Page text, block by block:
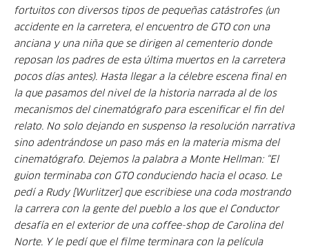
fortuitos con diversos tipos de pequeñas catástrofes (un
accidente en la carretera, el encuentro de GTO con una
anciana y una niña que se dirigen al cementerio donde
reposan los padres de esta última muertos en la carretera
pocos días antes). Hasta llegar a la célebre escena final en
la que pasamos del nivel de la historia narrada al de los
mecanismos del cinematógrafo para escenificar el fin del
relato. No solo dejando en suspenso la resolución narrativa
sino adentrándose un paso más en la materia misma del
cinematógrafo. Dejemos la palabra a Monte Hellman: “El
guion terminaba con GTO conduciendo hacia el ocaso. Le
pedí a Rudy [Wurlitzer] que escribiese una coda mostrando
la carrera con la gente del pueblo a los que el Conductor
desafía en el exterior de una coffee-shopde Carolina del
Norte. Y le pedí que el filme terminara con la película